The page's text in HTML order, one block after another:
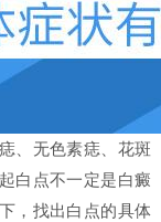
、无色素痣、花斑
白点不一定是白癜
，找出白点的具体